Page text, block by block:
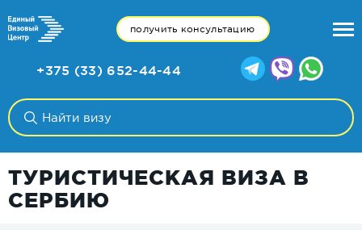
получить консультацию
+375 (33) 652-44-44
ТУРИСТИЧЕСКАЯ ВИЗА В
СЕРБИЮ